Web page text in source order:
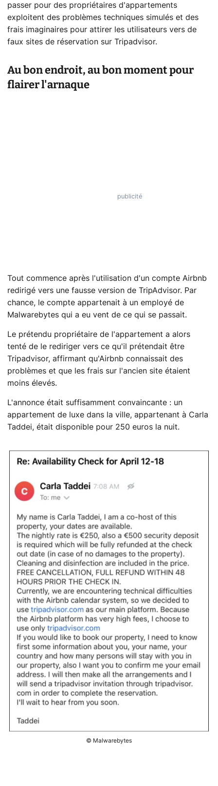
passer pour des propriétaires d'appartements
exploitent des problèmes techniques simulés et des
frais imaginaires pour attirer les utilisateurs vers de
faux sites de réservation sur Tripadvisor.
Au bon endroit, au bon moment pour
flairer l'arnaque
Tout commence après l'utilisation d'un compte Airbnb
redirigé vers une fausse version de TripAdvisor. Par
chance, le compte appartenait à un employé de
Malwarebytes qui a eu vent de ce qui se passait.
Le prétendu propriétaire de l'appartement a alors
tenté de le rediriger vers ce qu'il prétendait être
Tripadvisor, affirmant qu'Airbnb connaissait des
problèmes et que les frais sur l'ancien site étaient
moins élevés.
L'annonce était suffisamment convaincante : un
appartement de luxe dans la ville, appartenant à Carla
Taddei, était disponible pour 250 euros la nuit.
© Malwarebytes